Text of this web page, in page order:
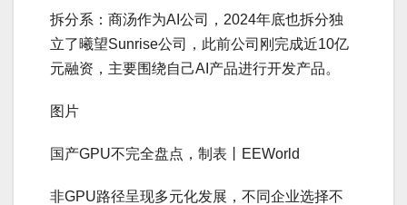
拆分系：商汤作为AI公司，2024年底也拆分独
立了曦望Sunrise公司，此前公司刚完成近10亿
元融资，主要围绕自己AI产品进行开发产品。
图片
国产GPU不完全盘点，制表丨EEWorld
非GPU路径呈现多元化发展，不同企业选择不